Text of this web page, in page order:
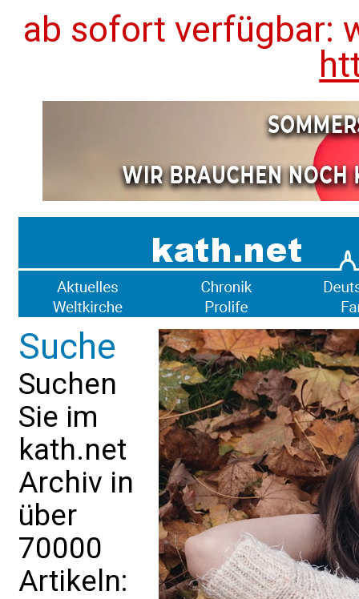
ab sofort verfügbar:
Suche
Suchen
Sie im
kath.net
Archiv in
über
70000
Artikeln: